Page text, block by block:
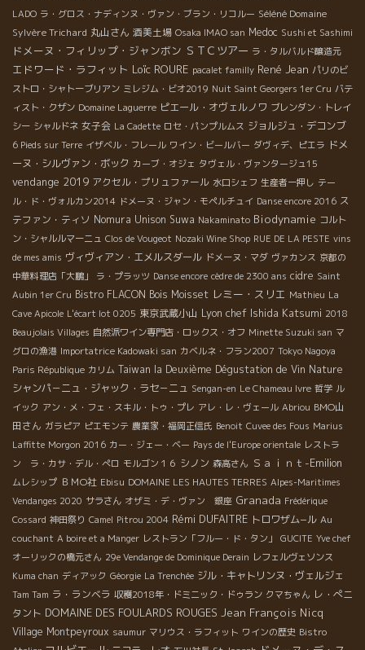
LADO ラ・グロス・ナディンヌ・ヴァン・ブラン・リコルー Séléné Domaine
Sylvère Trichard 丸山さん 酒美土場 Osaka IMAO san Medoc Sushi et Sashimi
ドメーヌ・フィリップ・ジャンボン ＳＴＣツアー ラ・タルバルド醸造元
エドワード・ラフィット Loïc ROURE pacalet familly René Jean パリのビ
ストロ・シャトーブリアン ミレジム・ビオ2019 Nuit Saint Georgers 1er Cru バテ
ィスト・クザン Domaine Laguerre ピエール・オヴェルノワ ブレンダン・トレイ
シー シャルドネ 女子会 La Cadette ロセ・パンプルムス ジョルジュ・デコンブ
6 Pieds sur Terre イザベル・フレール ワイン・ビールバー ダヴィデ、ピエラ ドメ
ーヌ・シルヴァン・ボック カーブ・オジェ タヴェル・ヴァンタージュ15
vendange 2019 アクセル・プリュファール 水口シェフ 生産者一押し テー
ル・ド・ヴォルカン2014 ドメーヌ・ジャン・モペルチュイ Danse encore 2016 ス
テファン・ティソ Nomura Unison Suwa Nakaminato Biodynamie コルト
ン・シャルルマーニュ Clos de Vougeot Nozaki Wine Shop RUE DE LA PESTE vins
de mes amis ヴィヴィアン・エメルスダール ドメーヌ・マダ ヴァカンス 京都の
中華料理店「大鵬」
ラ・プラッツ Danse encore cèdre de 2300 ans cidre Saint
Aubin 1er Cru Bistro FLACON Bois Moisset レミー・スリエ Mathieu La
Cave Apicole L'écart lot 0205 東京武蔵小山 Lyon chef Ishida Katsumi 2018
Beaujolais Villages 自然派ワイン専門店・ロックス・オフ Minette Suzuki san マ
グロの漁港 Importatrice Kadowaki san カベルネ・フラン2007 Tokyo Nagoya
Paris République カリム Taiwan la Deuxième Dégustation de Vin Nature
シャンパ－ニュ・ジャック・ラセ－ニュ Sengan-en Le Chameau Ivre 哲学 ル
イック アン・メ・フェ・スキル・トゥ・プレ アレ・レ・ヴェール Abriou BMO山
田さん ガラピア ピエモンテ 農業家・福岡正信氏 Benoit Cuvee des Fous Marius
Laffitte Morgon 2016 カー・ジェー・ベー Pays de l'Europe orientale レストラ
ン ラ・カサ・デル・ぺロ モルゴン１６ シノン 森高さん Ｓａｉｎｔ-Emilion
ムレシップ ＢＭО社 Ebisu DOMAINE LES HAUTES TERRES Alpes-Maritimes
Vendanges 2020 サラさん オザミ・デ・ヴァン 銀座 Granada Frédérique
Cossard 神田祭り Camel Pitrou 2004 Rémi DUFAITRE トロワザム−ル Au
couchant A boire et a Manger レストラン「フルー・ド・タン」 GUCITE Yve chef
オーリックの橋元さん 29e Vendange de Dominique Derain レフェルヴェソンス
Kuma chan ディアック Géorgie La Trenchée ジル・キャトリンヌ・ヴェルジェ
Tam Tam ラ・ランベラ 収穫2018年・ドミニック・ドゥラン クマちゃん レ・ぺニ
タント DOMAINE DES FOULARDS ROUGES Jean François Nicq
Village Montpeyroux saumur マリウス・ラフィット ワインの歴史 Bistro